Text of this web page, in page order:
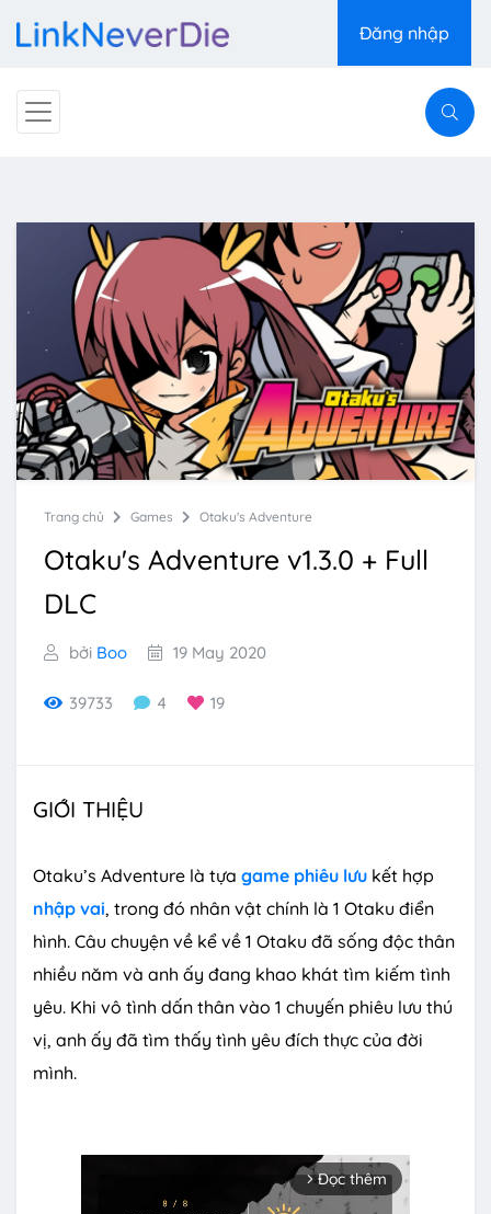
Đăng nhập
Trang chủ Games Otaku's Adventure
Otaku's Adventure v1.3.0 + Full
DLC
bởi Boo 19 May 2020
39733 4 19
GIỚI THIỆU
Otaku’s Adventure là tựa game phiêu lưu kết hợp
nhập vai, trong đó nhân vật chính là 1 Otaku điển
hình. Câu chuyện về kể về 1 Otaku đã sống độc thân
nhiều năm và anh ấy đang khao khát tìm kiếm tình
yêu. Khi vô tình dấn thân vào 1 chuyến phiêu lưu thú
vị, anh ấy đã tìm thấy tình yêu đích thực của đời
mình.
arrow_forward_ios Đọc thêm